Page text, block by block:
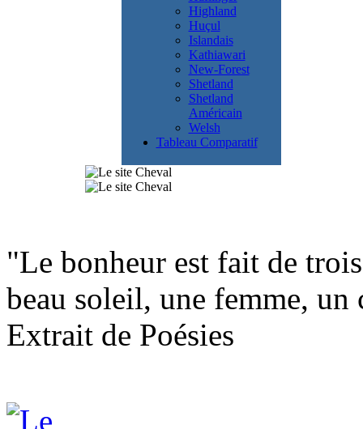
Highland
Huçul
Islandais
Kathiawari
New-Forest
Shetland
Shetland
Américain
Welsh
Tableau Comparatif
"Le bonheur est fait de
beau soleil, une femme,
Extrait de Poésies